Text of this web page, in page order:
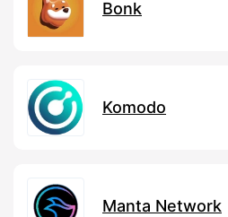
Bonk
Komodo
Manta Network